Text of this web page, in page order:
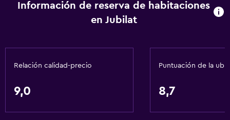
Información de reserva de habitaciones
en Jubilat
Relación calidad-precio
9,0
Puntuación de la
8,7